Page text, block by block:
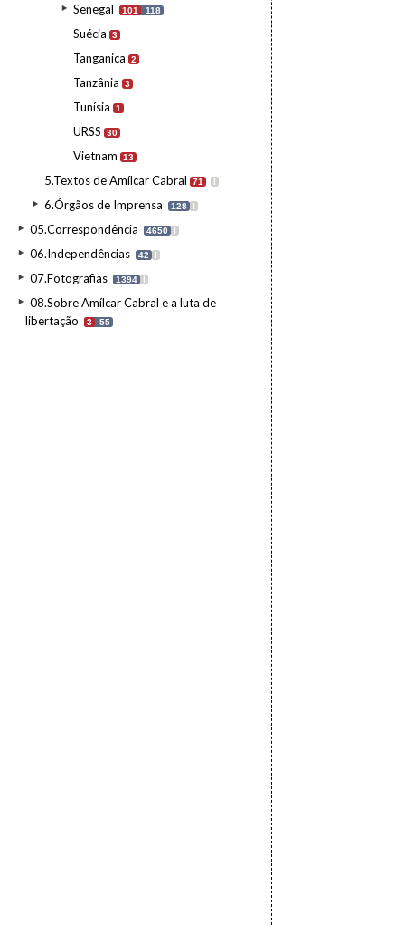
Senegal 101 118
Suécia 3
Tanganica 2
Tanzânia 3
Tunísia 1
URSS 30
Vietnam 13
5.Textos de Amílcar Cabral 71 I
6.Órgãos de Imprensa 128 I
05.Correspondência 4650 I
06.Independências 42 I
07.Fotografias 1394 I
08.Sobre Amílcar Cabral e a luta de
libertação
3 55